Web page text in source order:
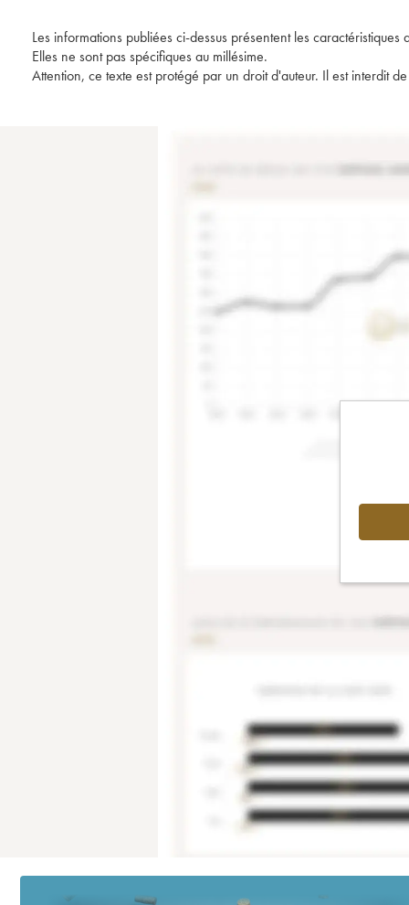
Les informations publiées ci-dessus présentent les caractéristiques
Elles ne sont pas spécifiques au millésime.
Attention, ce texte est protégé par un droit d'auteur. Il est interdit